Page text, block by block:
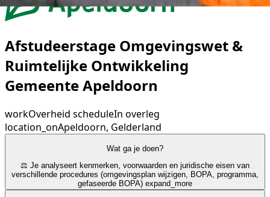
Afstudeerstage Omgevingswet &
Ruimtelijke Ontwikkeling
Gemeente Apeldoorn
workOverheid scheduleIn overleg
location_onApeldoorn, Gelderland
Wat ga je doen?
⚖️ Je analyseert kenmerken, voorwaarden en juridische eisen van
verschillende procedures (omgevingsplan wijzigen, BOPA, programma,
gefaseerde BOPA) expand_more